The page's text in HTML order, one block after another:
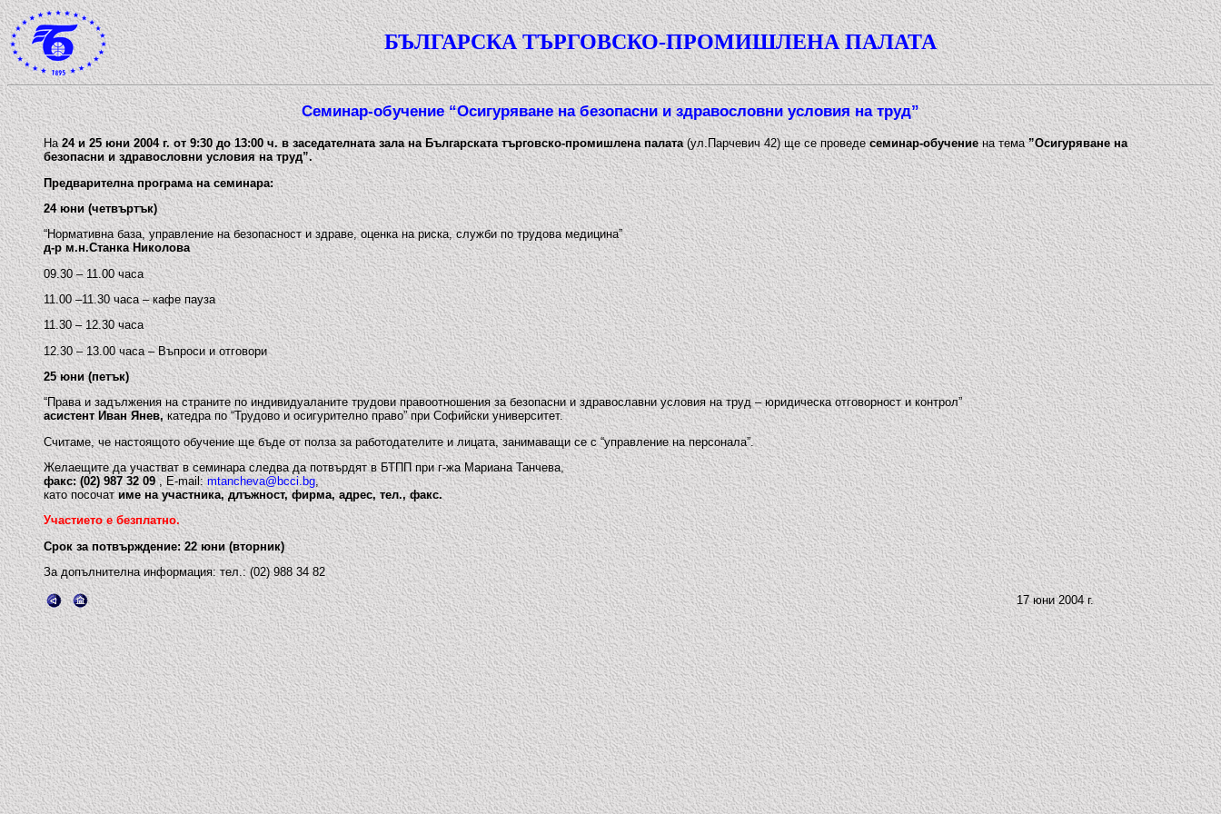
БЪЛГАРСКА ТЪРГОВСКО-ПРОМИШЛЕНА ПАЛАТА
Семинар-обучение “Осигуряване на безопасни и здравословни условия на труд”
На24 и 25 юни 2004 г. от 9:30 до 13:00 ч. в заседателната зала на Българската търговско-промишлена палата(ул.Парчевич 42) ще се проведесеминар-обучениена тема”Осигуряване на
безопасни и здравословни условия на труд”.
Предварителна програма на семинара:
24 юни (четвъртък)
“Нормативна база, управление на безопасност и здраве, оценка на риска, служби по трудова медицина”
д-р м.н.Станка Николова
09.30 – 11.00 часа
11.00 –11.30 часа – кафе пауза
11.30 – 12.30 часа
12.30 – 13.00 часа – Въпроси и отговори
25 юни (петък)
“Права и задължения на страните по индивидуаланите трудови правоотношения за безопасни и здравославни условия на труд – юридическа отговорност и контрол”
асистент Иван Янев,катедра по “Трудово и осигурително право” при Софийски университет.
Считаме, че настоящото обучение ще бъде от полза за работодателите и лицата, занимаващи се с “управление на персонала”.
Желаещите да участват в семинара следва да потвърдят в БТПП при г-жа Мариана Танчева,
факс: (02) 987 32 09, E-mail:mtancheva@bcci.bg,
като посочатиме на участника, длъжност, фирма, адрес, тел., факс.
Участието е безплатно.
Срок за потвърждение: 22 юни (вторник)
За допълнителна информация: тел.: (02) 988 34 82
17 юни 2004 г.